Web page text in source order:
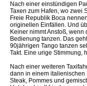
Nach einer einstündigen
Taxen zum Hafen, wo zwei
Freie Republik Boca
originellen Einfällen. Und
Keiner nimmt Anstoß,
Bedienung tanzen. Das
90jährigen Tango tanzen
Takt. Eine urige Stimmung,
Nach einer weiteren
dann in einem italienischen
Steak, Pommes und